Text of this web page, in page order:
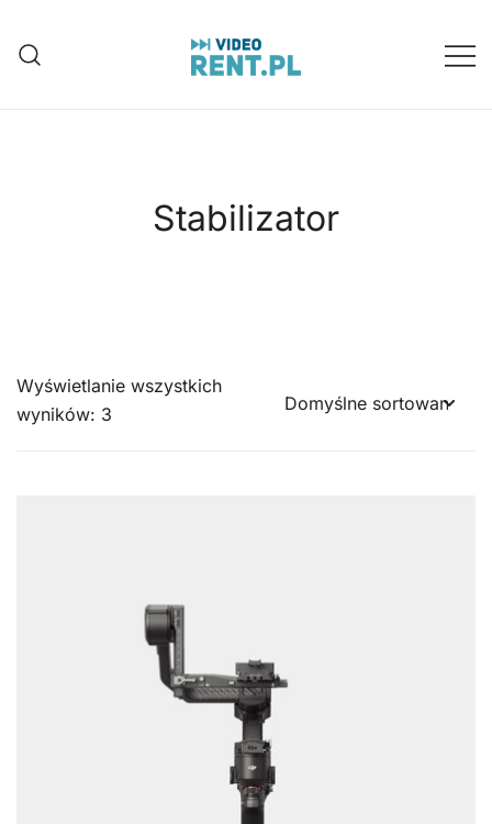
treści
Stabilizator
Wyświetlanie wszystkich
wyników: 3